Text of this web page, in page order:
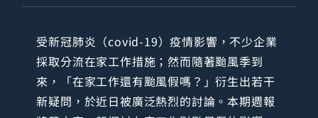
受新冠肺炎（covid-19）疫情影響，不少企業
採取分流在家工作措施；然而隨著颱風季到
來，「在家工作還有颱風假嗎？」衍生出若干
新疑問，於近日被廣泛熱烈的討論。本期週報